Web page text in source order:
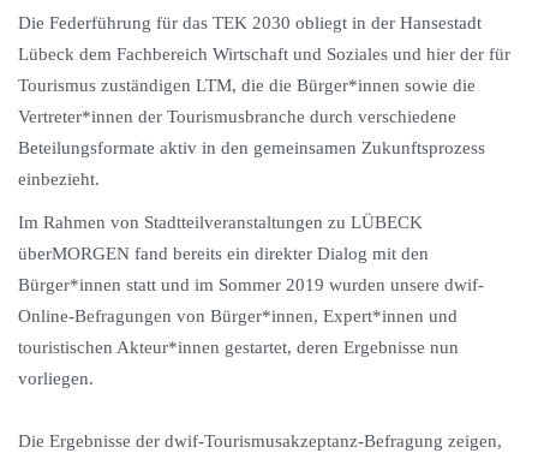
Die Federführung für das TEK 2030 obliegt in der Hansestadt
Lübeck dem Fachbereich Wirtschaft und Soziales und hier der für
Tourismus zuständigen LTM, die die Bürger*innen sowie die
Vertreter*innen der Tourismusbranche durch verschiedene
Beteilungsformate aktiv in den gemeinsamen Zukunftsprozess
einbezieht.
Im Rahmen von Stadtteilveranstaltungen zu LÜBECK
überMORGEN fand bereits ein direkter Dialog mit den
Bürger*innen statt und im Sommer 2019 wurden unsere dwif-
Online-Befragungen von Bürger*innen, Expert*innen und
touristischen Akteur*innen gestartet, deren Ergebnisse nun
vorliegen.
Die Ergebnisse der dwif-Tourismusakzeptanz-Befragung zeigen,